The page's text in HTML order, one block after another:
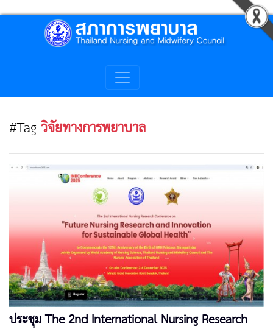
#Tagวิจัยทางการพยาบาล
ประชุม The 2nd International Nursing Research